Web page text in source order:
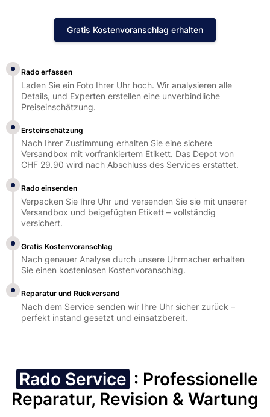
Gratis Kostenvoranschlag erhalten
Rado erfassen
Laden Sie ein Foto Ihrer Uhr hoch. Wir analysieren alle
Details, und Experten erstellen eine unverbindliche
Preiseinschätzung.
Ersteinschätzung
Nach Ihrer Zustimmung erhalten Sie eine sichere
Versandbox mit vorfrankiertem Etikett. Das Depot von
CHF 29.90 wird nach Abschluss des Services erstattet.
Rado einsenden
Verpacken Sie Ihre Uhr und versenden Sie sie mit unserer
Versandbox und beigefügten Etikett – vollständig
versichert.
Gratis Kostenvoranschlag
Nach genauer Analyse durch unsere Uhrmacher erhalten
Sie einen kostenlosen Kostenvoranschlag.
Reparatur und Rückversand
Nach dem Service senden wir Ihre Uhr sicher zurück –
perfekt instand gesetzt und einsatzbereit.
Rado Service : Professionelle
Reparatur, Revision & Wartung